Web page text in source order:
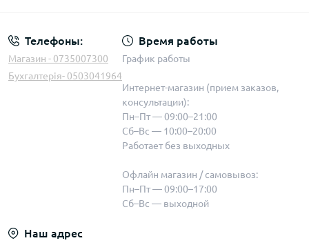
Телефоны:
Магазин - 0735007300
Бухгалтерія- 0503041964
Время работы
График работы
Интернет-магазин (прием заказов,
консультации):
Пн–Пт — 09:00–21:00
Сб–Вс — 10:00–20:00
Работает без выходных
Офлайн магазин / самовывоз:
Пн–Пт — 09:00–17:00
Сб–Вс — выходной
Наш адрес